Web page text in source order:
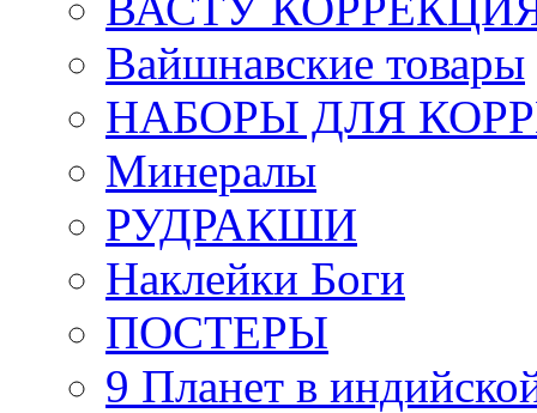
Вайшнавские товары
НАБОРЫ ДЛЯ
Минералы
РУДРАКШИ
Наклейки Боги
ПОСТЕРЫ
9 Планет в